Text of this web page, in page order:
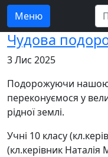
Меню
Чудова
3 Лис 2025
Подорожуючи
переконуємося у
рідної землі.
Учні 10 класу
(кл.керівник